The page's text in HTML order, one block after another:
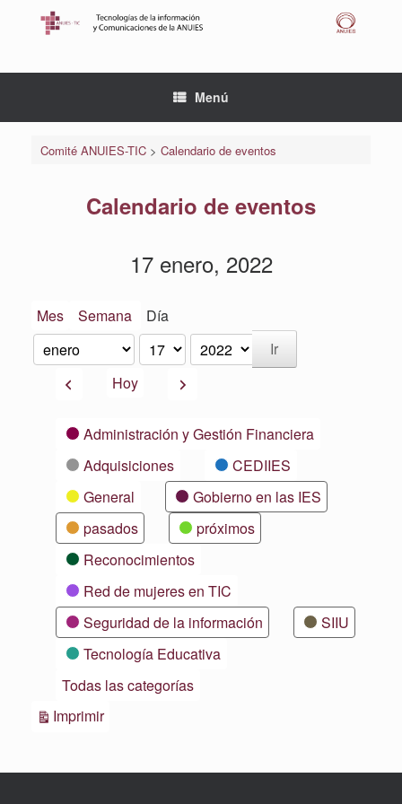
Menú
Comité ANUIES-TIC> Calendario de eventos
Calendario de eventos
17 enero, 2022
Mes Semana Día
Mes
Día
Año
AnteriorHoy Siguiente
CategoríasAdministración y Gestión Financiera
Adquisiciones
CEDIIES
General
Gobierno en las IES
pasados
próximos
Reconocimientos
Red de mujeres en TIC
Seguridad de la información
SIIU
Tecnología Educativa
Todas las categorías
ImprimirVistas